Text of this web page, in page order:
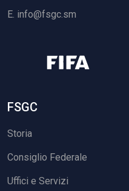
E. info@fsgc.sm
FSGC
Storia
Consiglio Federale
Uffici e Servizi